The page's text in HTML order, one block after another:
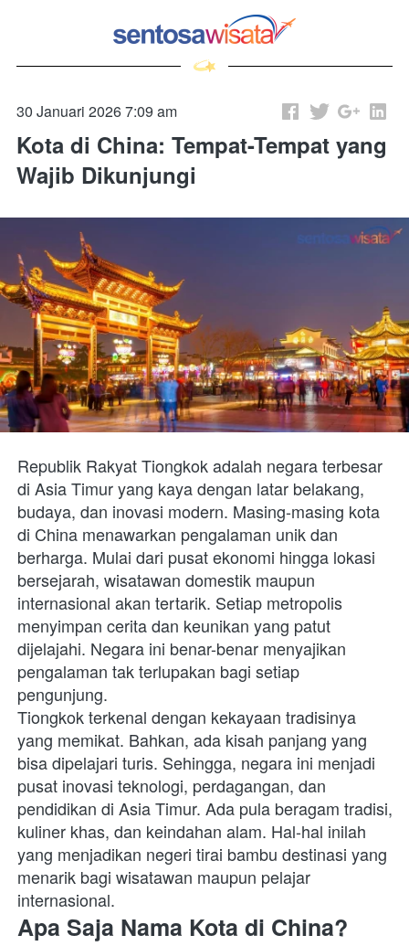
30 Januari 2026 7:09 am
Kota di China: Tempat-Tempat yang
Wajib Dikunjungi
Republik Rakyat Tiongkok adalah negara terbesar
di Asia Timur yang kaya dengan latar belakang,
budaya, dan inovasi modern. Masing-masing kota
di China menawarkan pengalaman unik dan
berharga. Mulai dari pusat ekonomi hingga lokasi
bersejarah, wisatawan domestik maupun
internasional akan tertarik. Setiap metropolis
menyimpan cerita dan keunikan yang patut
dijelajahi. Negara ini benar-benar menyajikan
pengalaman tak terlupakan bagi setiap
pengunjung.
Tiongkok terkenal dengan kekayaan tradisinya
yang memikat. Bahkan, ada kisah panjang yang
bisa dipelajari turis. Sehingga, negara ini menjadi
pusat inovasi teknologi, perdagangan, dan
pendidikan di Asia Timur. Ada pula beragam tradisi,
kuliner khas, dan keindahan alam. Hal-hal inilah
yang menjadikan negeri tirai bambu destinasi yang
menarik bagi wisatawan maupun pelajar
internasional.
Apa Saja Nama Kota di China?